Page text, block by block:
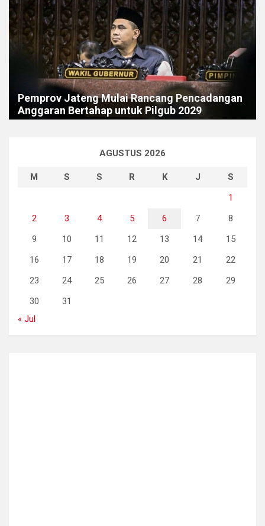
Pemprov Jateng Mulai Rancang Pencadangan
Anggaran Bertahap untuk Pilgub 2029
AGUSTUS 2026
M S S R K J
S
1
2
3 4 5 6 7
8
9
10 11 12 13 14
15
16
17 18 19 20 21
22
23
24 25 26 27 28
29
30
31
« Jul